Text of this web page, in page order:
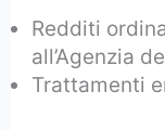
Redditi
all’Agenzia
Trattamenti